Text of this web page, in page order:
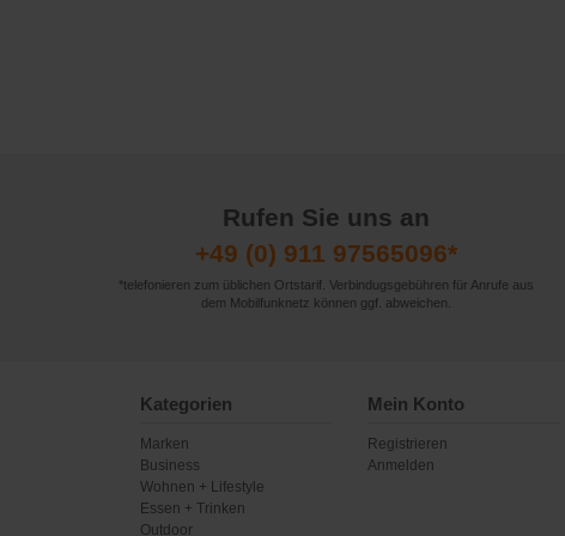
Rufen Sie uns an
+49 (0) 911 97565096*
*telefonieren zum üblichen Ortstarif. Verbindugsgebühren für Anrufe aus
dem Mobilfunknetz können ggf. abweichen.
Kategorien
Marken
Business
Wohnen + Lifestyle
Essen + Trinken
Outdoor
Mein Konto
Registrieren
Anmelden